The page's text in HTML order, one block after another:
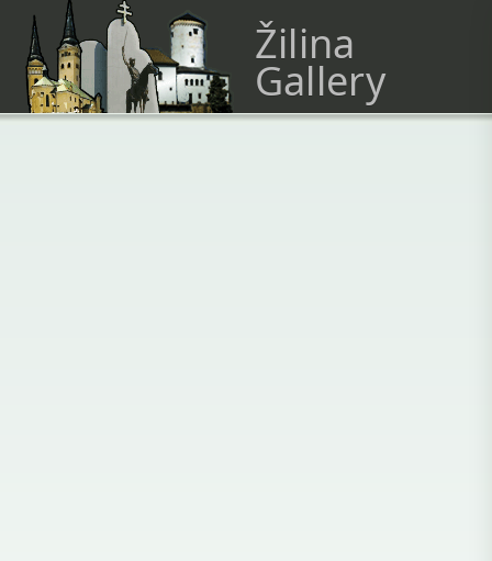
Žilina
Gallery